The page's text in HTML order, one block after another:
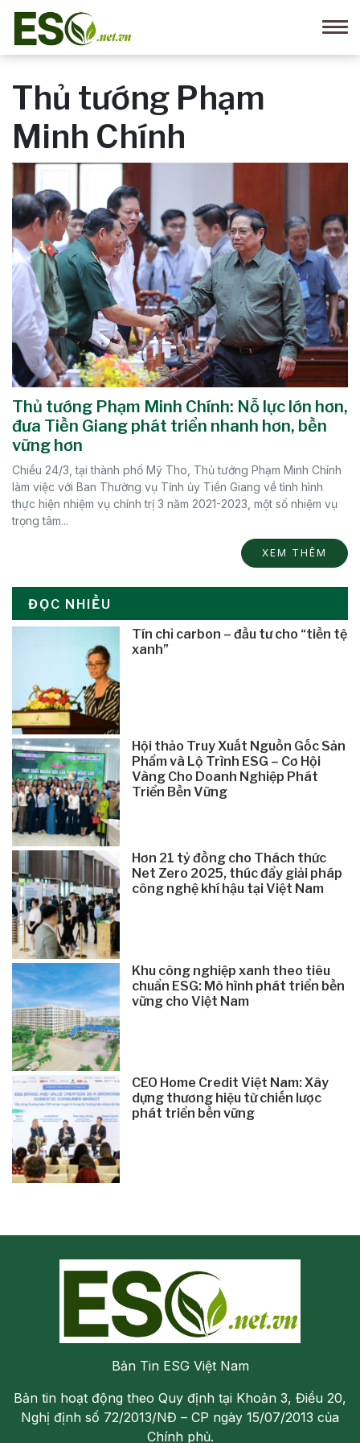
Thủ tướng Phạm
Minh Chính
Thủ tướng Phạm Minh Chính: Nỗ lực lớn hơn,
đưa Tiền Giang phát triển nhanh hơn, bền
vững hơn
Chiều 24/3, tại thành phố Mỹ Tho, Thủ tướng Phạm Minh Chính
làm việc với Ban Thường vụ Tỉnh ủy Tiền Giang về tình hình
thực hiện nhiệm vụ chính trị 3 năm 2021-2023, một số nhiệm vụ
trọng tâm...
XEM THÊM
ĐỌC NHIỀU
Tín chỉ carbon – đầu tư cho “tiền tệ
xanh”
Hội thảo Truy Xuất Nguồn Gốc Sản
Phẩm và Lộ Trình ESG – Cơ Hội
Vàng Cho Doanh Nghiệp Phát
Triển Bền Vững
Hơn 21 tỷ đồng cho Thách thức
Net Zero 2025, thúc đẩy giải pháp
công nghệ khí hậu tại Việt Nam
Khu công nghiệp xanh theo tiêu
chuẩn ESG: Mô hình phát triển bền
vững cho Việt Nam
CEO Home Credit Việt Nam: Xây
dựng thương hiệu từ chiến lược
phát triển bền vững
Bản Tin ESG Việt Nam
Bản tin hoạt động theo Quy định tại Khoản 3, Điều 20,
Nghị định số 72/2013/NĐ – CP ngày 15/07/2013 của
Chính phủ.